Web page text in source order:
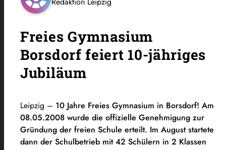
Freies Gymnasium
Borsdorf feiert 10-jähriges
Jubiläum
Leipzig – 10 Jahre Freies Gymnasium in Borsdorf! Am
08.05.2008 wurde die offizielle Genehmigung zur
Gründung der freien Schule erteilt. Im August startete
dann der Schulbetrieb mit 42 Schülern in 2 Klassen